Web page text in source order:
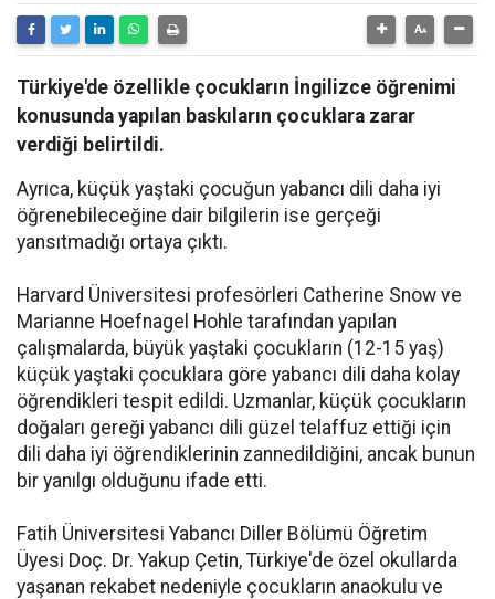
Türkiye'de özellikle çocukların İngilizce öğrenimi
konusunda yapılan baskıların çocuklara zarar
verdiği belirtildi.
Ayrıca, küçük yaştaki çocuğun yabancı dili daha iyi
öğrenebileceğine dair bilgilerin ise gerçeği
yansıtmadığı ortaya çıktı.
Harvard Üniversitesi profesörleri Catherine Snow ve
Marianne Hoefnagel Hohle tarafından yapılan
çalışmalarda, büyük yaştaki çocukların (12-15 yaş)
küçük yaştaki çocuklara göre yabancı dili daha kolay
öğrendikleri tespit edildi. Uzmanlar, küçük çocukların
doğaları gereği yabancı dili güzel telaffuz ettiği için
dili daha iyi öğrendiklerinin zannedildiğini, ancak bunun
bir yanılgı olduğunu ifade etti.
Fatih Üniversitesi Yabancı Diller Bölümü Öğretim
Üyesi Doç. Dr. Yakup Çetin, Türkiye'de özel okullarda
yaşanan rekabet nedeniyle çocukların anaokulu ve